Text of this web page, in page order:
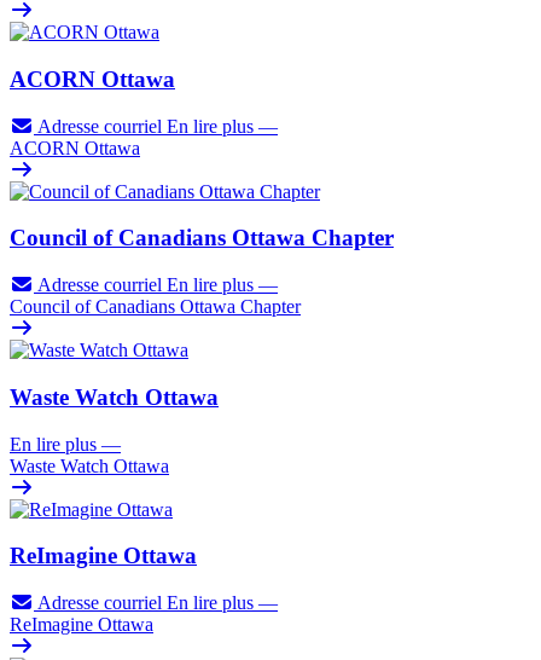
ACORN Ottawa
Adresse courriel En lire plus —
ACORN Ottawa
Council of Canadians Ottawa Chapter
Adresse courriel En lire plus —
Council of Canadians Ottawa Chapter
Waste Watch Ottawa
En lire plus —
Waste Watch Ottawa
ReImagine Ottawa
Adresse courriel En lire plus —
ReImagine Ottawa